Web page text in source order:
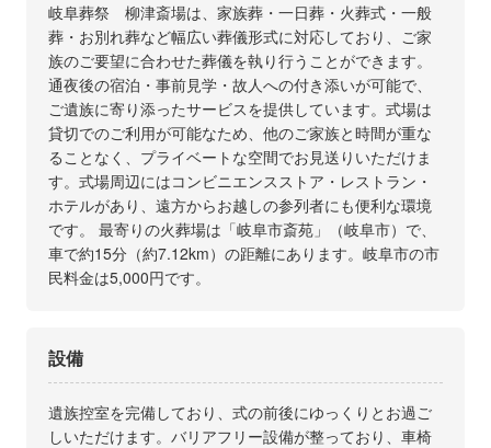
岐阜葬祭 柳津斎場は、家族葬・一日葬・火葬式・一般
葬・お別れ葬など幅広い葬儀形式に対応しており、ご家
族のご要望に合わせた葬儀を執り行うことができます。
通夜後の宿泊・事前見学・故人への付き添いが可能で、
ご遺族に寄り添ったサービスを提供しています。式場は
貸切でのご利用が可能なため、他のご家族と時間が重な
ることなく、プライベートな空間でお見送りいただけま
す。式場周辺にはコンビニエンスストア・レストラン・
ホテルがあり、遠方からお越しの参列者にも便利な環境
です。 最寄りの火葬場は「岐阜市斎苑」（岐阜市）で、
車で約15分（約7.12km）の距離にあります。岐阜市の市
民料金は5,000円です。
設備
遺族控室を完備しており、式の前後にゆっくりとお過ご
しいただけます。バリアフリー設備が整っており、車椅